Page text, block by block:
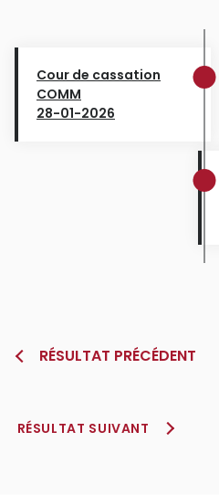
Cour de cassation
COMM
28-01-2026
RÉSULTAT PRÉCÉDENT
RÉSULTAT SUIVANT